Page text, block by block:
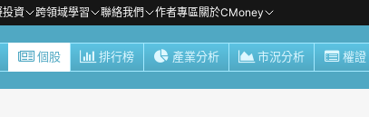
投資 跨領域學習 聯絡我們 作者專區關於CMoney
個股 排行榜 產業分析 市況分析 權證